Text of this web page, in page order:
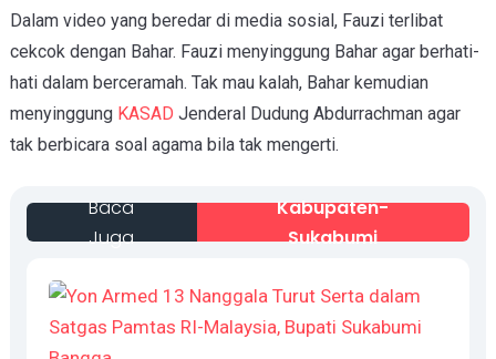
Dalam video yang beredar di media sosial, Fauzi terlibat
cekcok dengan Bahar. Fauzi menyinggung Bahar agar berhati-
hati dalam berceramah. Tak mau kalah, Bahar kemudian
menyinggung KASAD Jenderal Dudung Abdurrachman agar
tak berbicara soal agama bila tak mengerti.
Baca
Juga
Kabupaten-
Sukabumi